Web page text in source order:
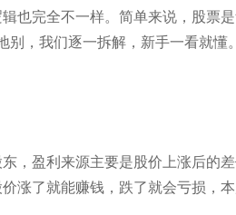
也完全不一样。简单来说，股票是
，我们逐一拆解，新手一看就懂。
，盈利来源主要是股价上涨后的
涨了就能赚钱，跌了就会亏损，